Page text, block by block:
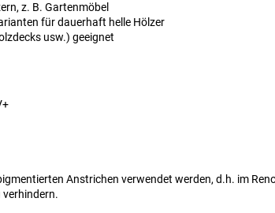
z. B. Gartenmöbel
für dauerhaft helle Hölzer
usw.) geeignet
Anstrichen verwendet werden, d.h. im
verhindern.